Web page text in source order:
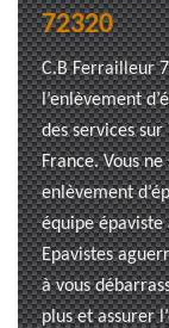
72320
C.B Ferrailleur
l’enlèvement
des services
France. Vous
enlèvement
équipe épaviste
Epavistes
à vous
plus et assurer